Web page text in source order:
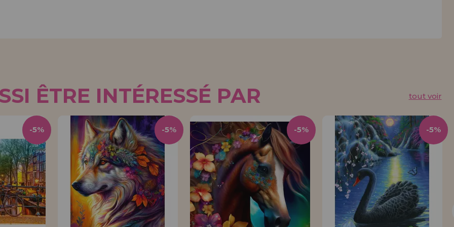
ÊTRE INTÉRESSÉ PAR tout voir
-5% -5% -5% -5%